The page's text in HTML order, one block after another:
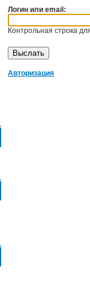
Логин или email:
Контрольная строка
Авторизация